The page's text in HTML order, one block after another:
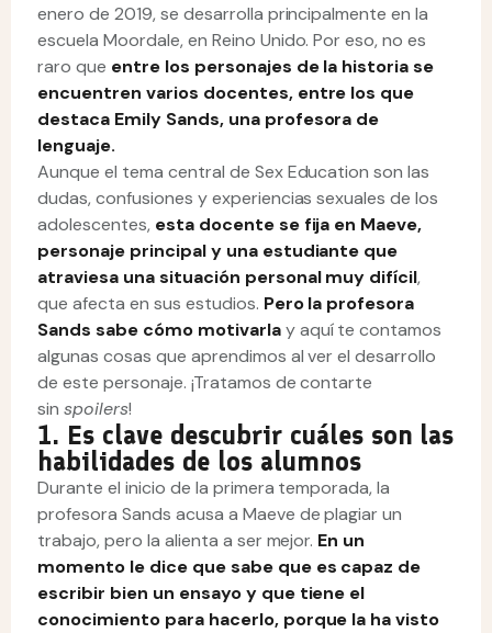
enero de 2019, se desarrolla principalmente en la
escuela Moordale, en Reino Unido. Por eso, no es
raro que entre los personajes de la historia se
encuentren varios docentes, entre los que
destaca Emily Sands, una profesora de
lenguaje.
Aunque el tema central de Sex Education son las
dudas, confusiones y experiencias sexuales de los
adolescentes, esta docente se fija en Maeve,
personaje principal y una estudiante que
atraviesa una situación personal muy difícil,
que afecta en sus estudios. Pero la profesora
Sands sabe cómo motivarlay aquí te contamos
algunas cosas que aprendimos al ver el desarrollo
de este personaje. ¡Tratamos de contarte
sin spoilers!
1. Es clave descubrir cuáles son las
habilidades de los alumnos
Durante el inicio de la primera temporada, la
profesora Sands acusa a Maeve de plagiar un
trabajo, pero la alienta a ser mejor. En un
momento le dice que sabe que es capaz de
escribir bien un ensayo y que tiene el
conocimiento para hacerlo, porque la ha visto